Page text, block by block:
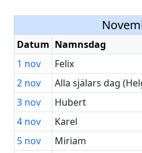
Datum Namnsdag
1 nov
Felix
2 nov
Alla själars dag
3 nov
Hubert
4 nov
Karel
5 nov
Miriam